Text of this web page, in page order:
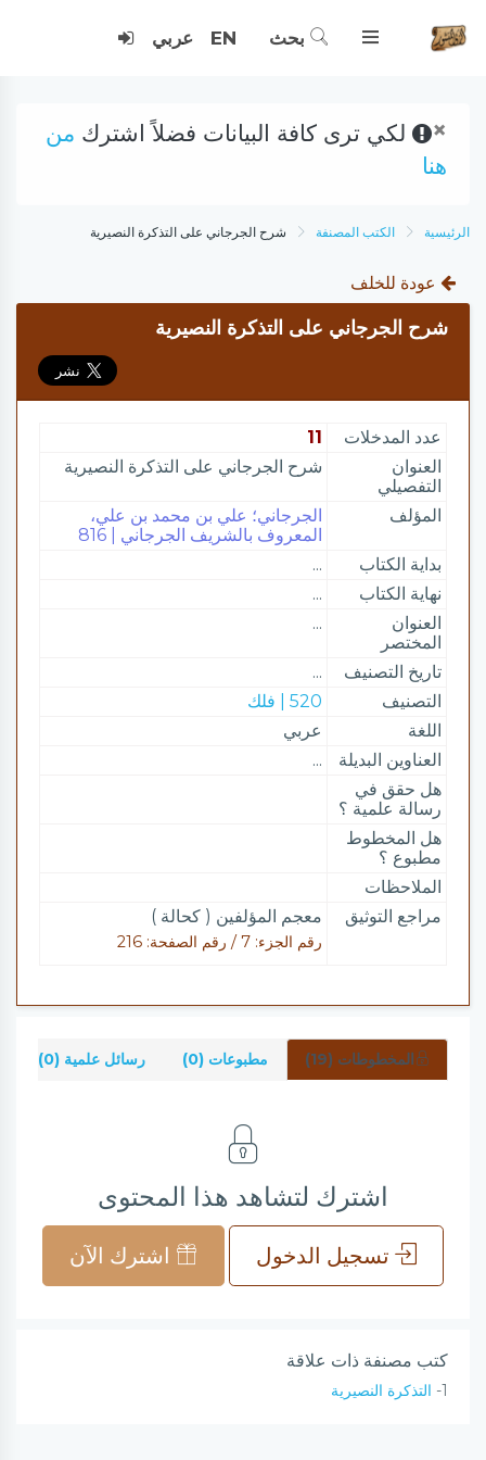
بحث EN عربي
× لكي ترى كافة البيانات فضلاً اشترك من
هنا
الرئيسية الكتب المصنفة شرح الجرجاني على التذكرة النصيرية
عودة للخلف
شرح الجرجاني على التذكرة النصيرية
عدد المدخلات
11
العنوان
التفصيلي
شرح الجرجاني على التذكرة النصيرية
المؤلف
الجرجاني؛ علي بن محمد بن علي،
المعروف بالشريف الجرجاني | 816
بداية الكتاب
...
نهاية الكتاب
...
العنوان
المختصر
...
تاريخ التصنيف
...
التصنيف
520 | فلك
اللغة
عربي
العناوين البديلة
...
هل حقق في
رسالة علمية ؟
هل المخطوط
مطبوع ؟
الملاحظات
مراجع التوثيق
معجم المؤلفين ( كحالة )
رقم الجزء: 7 / رقم الصفحة: 216
المخطوطات (19) مطبوعات (0) رسائل علمية (0)
اشترك لتشاهد هذا المحتوى
تسجيل الدخول اشترك الآن
كتب مصنفة ذات علاقة
1- التذكرة النصيرية